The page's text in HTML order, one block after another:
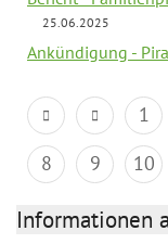
25.06.2025
Ankündigung -
1
8
9 10
Informationen